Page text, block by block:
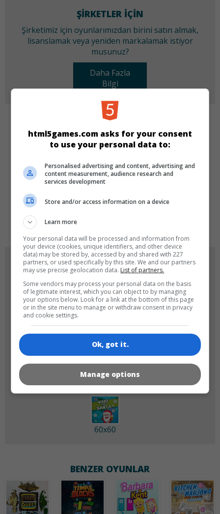
ŞIRKETLER IÇIN
Şirketimiz için oyunlarımızdan birini satın almak,
lisanslamak veya yeniden markalamak istiyor
musunuz?
Daha Fazla
Bilgi
KATEGORILER
Zeka Yeni
DILLER
de
OYUN RESIMLERI
60x60
BENZER OYUNLAR
html5games.com asks for your consent
to use your personal data to:
Personalised advertising and content, advertising and
content measurement, audience research and
services development
Store and/or access information on a device
Learn more
Your personal data will be processed and information from
your device (cookies, unique identifiers, and other device
data) may be stored by, accessed by and shared with 227
partners, or used specifically by this site. We and our partners
may use precise geolocation data. List of partners.
Some vendors may process your personal data on the basis
of legitimate interest, which you can object to by managing
your options below. Look for a link at the bottom of this page
or in the site menu to manage or withdraw consent in privacy
and cookie settings.
Ok, got it.
Manage options